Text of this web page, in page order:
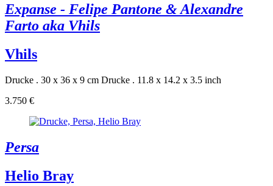
Expanse - Felipe Pantone & Alexandre
Farto aka Vhils
Vhils
Drucke . 30 x 36 x 9 cm Drucke . 11.8 x 14.2 x 3.5 inch
3.750 €
Persa
Helio Bray